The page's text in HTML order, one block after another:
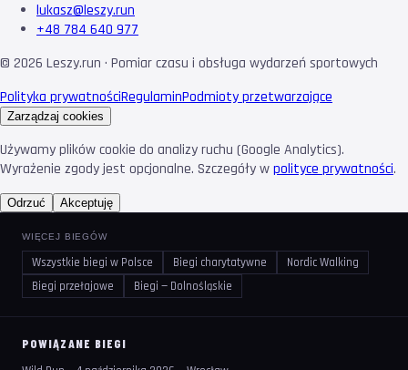
lukasz@leszy.run
+48 784 640 977
© 2026 Leszy.run · Pomiar czasu i obsługa wydarzeń sportowych
Polityka prywatnościRegulaminPodmioty przetwarzające
Zarządzaj cookies
Używamy plików cookie do analizy ruchu (Google Analytics).
Wyrażenie zgody jest opcjonalne. Szczegóły wpolityce prywatności.
Odrzuć Akceptuję
WIĘCEJ BIEGÓW
Wszystkie biegi w Polsce Biegi charytatywne
Nordic Walking
Biegi przełajowe
Biegi — Dolnośląskie
POWIĄZANE BIEGI